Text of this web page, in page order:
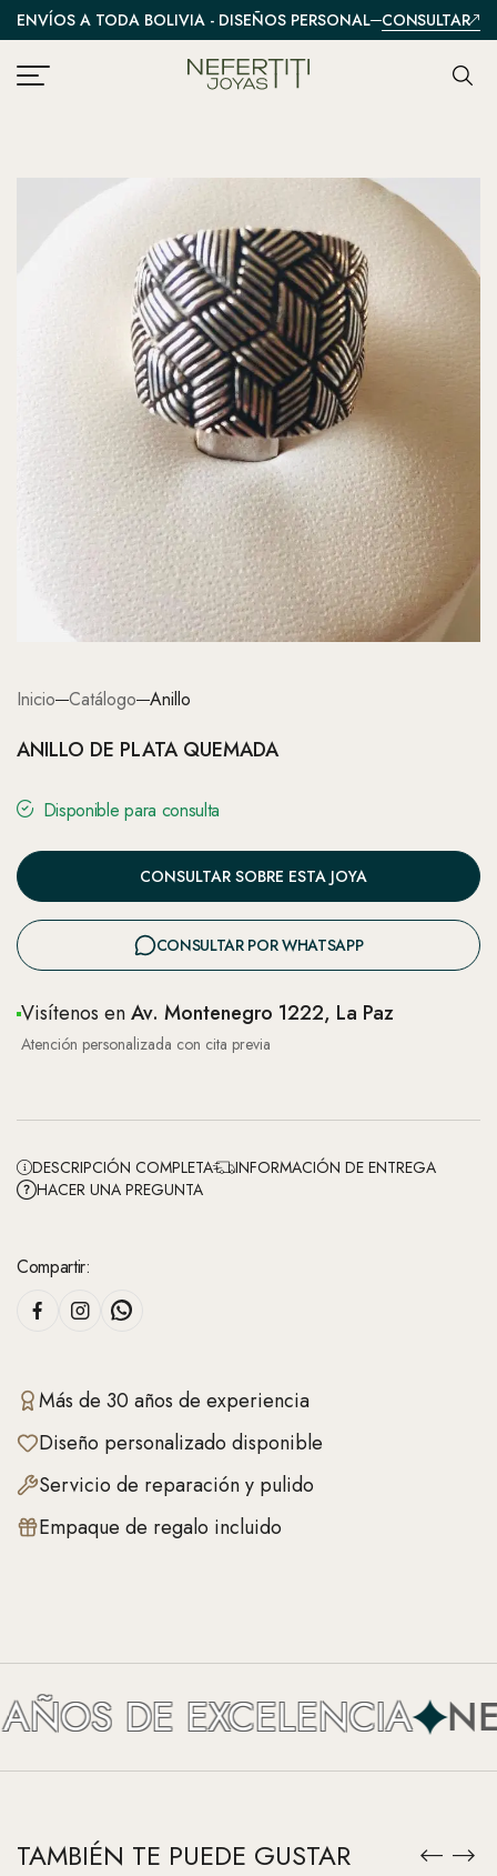
ENVÍOS A TODA BOLIVIA - DISEÑOS PERSONALIZADOS
CONSULTAR
Inicio Catálogo Anillo
ANILLO DE PLATA QUEMADA
Disponible para consulta
CONSULTAR SOBRE ESTA JOYA
CONSULTAR POR WHATSAPP
Visítenos enAv. Montenegro 1222, La Paz
Atención personalizada con cita previa
DESCRIPCIÓN COMPLETA
INFORMACIÓN DE ENTREGA
HACER UNA PREGUNTA
Compartir:
Más de 30 años de experiencia
Diseño personalizado disponible
Servicio de reparación y pulido
Empaque de regalo incluido
DE EXCELENCIA
TAMBIÉN TE PUEDE GUSTAR